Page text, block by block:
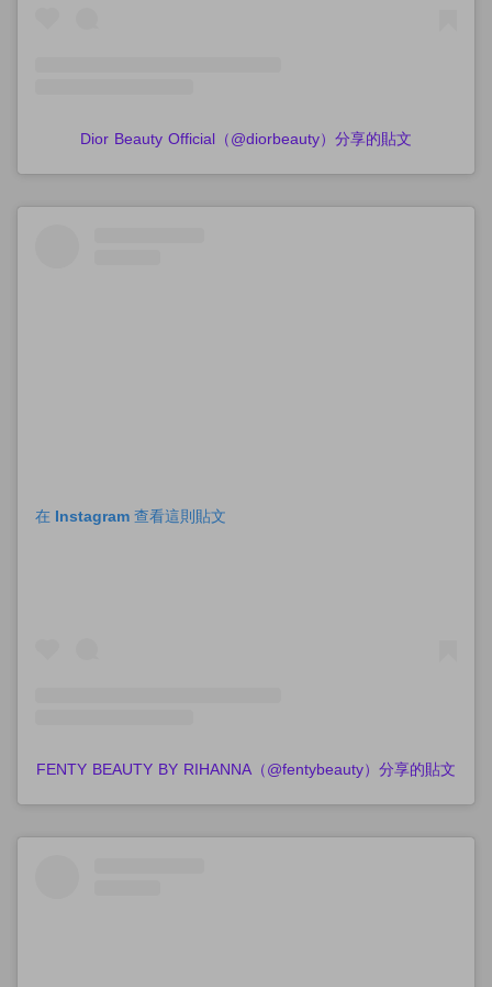
Dior Beauty Official（@diorbeauty）分享的貼文
在 Instagram 查看這則貼文
FENTY BEAUTY BY RIHANNA（@fentybeauty）分享的貼文